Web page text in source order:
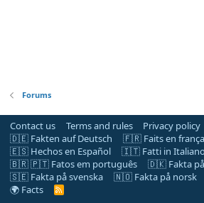
Forums
Contact us Terms and rules Privacy policy
🇩🇪 Fakten auf Deutsch
🇫🇷 Faits en
🇪🇸 Hechos en Español
🇮🇹 Fatti in Italiano
🇧🇷 🇵🇹 Fatos em português
🇩🇰 Fakta
🇸🇪 Fakta på svenska
🇳🇴 Fakta på norsk
🌍 Facts
R